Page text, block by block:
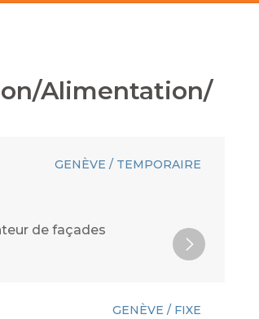
Alimentation/
GENÈVE / TEMPORAIRE
de façades
GENÈVE / FIXE